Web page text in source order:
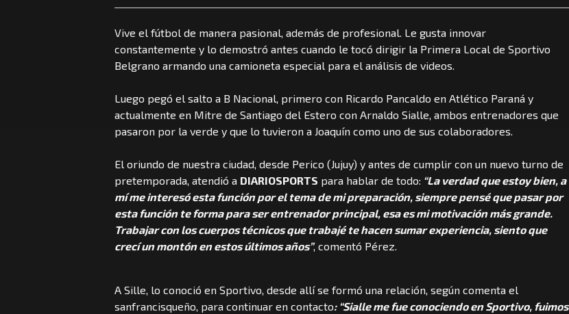
Vive el fútbol de manera pasional, además de profesional. Le gusta innovar
constantemente y lo demostró antes cuando le tocó dirigir la Primera Local de Sportivo
Belgrano armando una camioneta especial para el análisis de videos.
Luego pegó el salto a B Nacional, primero con Ricardo Pancaldo en Atlético Paraná y
actualmente en Mitre de Santiago del Estero con Arnaldo Sialle, ambos entrenadores que
pasaron por la verde y que lo tuvieron a Joaquín como uno de sus colaboradores.
El oriundo de nuestra ciudad, desde Perico (Jujuy) y antes de cumplir con un nuevo turno de
pretemporada, atendió a DIARIOSPORTS para hablar de todo: “La verdad que estoy bien, a
mí me interesó esta función por el tema de mi preparación, siempre pensé que pasar por
esta función te forma para ser entrenador principal, esa es mi motivación más grande.
Trabajar con los cuerpos técnicos que trabajé te hacen sumar experiencia, siento que
crecí un montón en estos últimos años”, comentó Pérez.
A Sille, lo conoció en Sportivo, desde allí se formó una relación, según comenta el
sanfrancisqueño, para continuar en contacto: “Sialle me fue conociendo en Sportivo, fuimos